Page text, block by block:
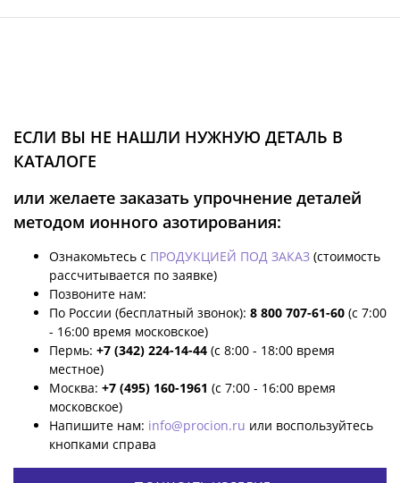
ЕСЛИ ВЫ НЕ НАШЛИ НУЖНУЮ ДЕТАЛЬ В
КАТАЛОГЕ
или желаете заказать упрочнение деталей
методом ионного азотирования:
Ознакомьтесь с ПРОДУКЦИЕЙ ПОД ЗАКАЗ (стоимость
рассчитывается по заявке)
Позвоните нам:
По России (бесплатный звонок): 8 800 707-61-60 (с 7:00
- 16:00 время московское)
Пермь: +7 (342) 224-14-44 (с 8:00 - 18:00 время
местное)
Москва: +7 (495) 160-1961 (с 7:00 - 16:00 время
московское)
Напишите нам: info@procion.ru или воспользуйтесь
кнопками справа